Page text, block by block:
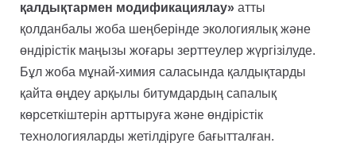
қалдықтармен модификациялау» атты
қолданбалы жоба шеңберінде экологиялық және
өндірістік маңызы жоғары зерттеулер жүргізілуде.
Бұл жоба мұнай-химия саласында қалдықтарды
қайта өңдеу арқылы битумдардың сапалық
көрсеткіштерін арттыруға және өндірістік
технологияларды жетілдіруге бағытталған.